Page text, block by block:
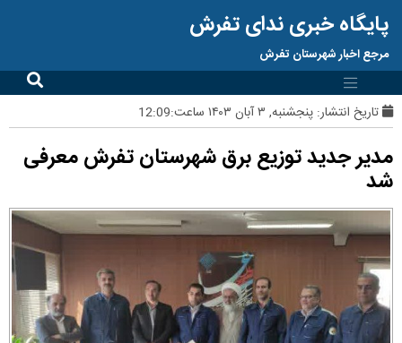
پایگاه خبری ندای تفرش
مرجع اخبار شهرستان تفرش
تاریخ انتشار: پنجشنبه, ۳ آبان ۱۴۰۳ ساعت:12:09
مدیر جدید توزیع برق شهرستان تفرش معرفی
شد